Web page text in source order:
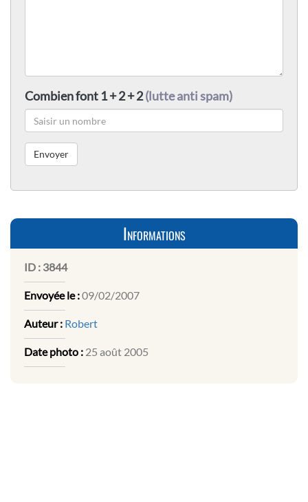
Combien font 1 + 2 + 2(lutte anti spam)
Informations
ID : 3844
Envoyée le :09/02/2007
Auteur : Robert
Date photo : 25 août 2005